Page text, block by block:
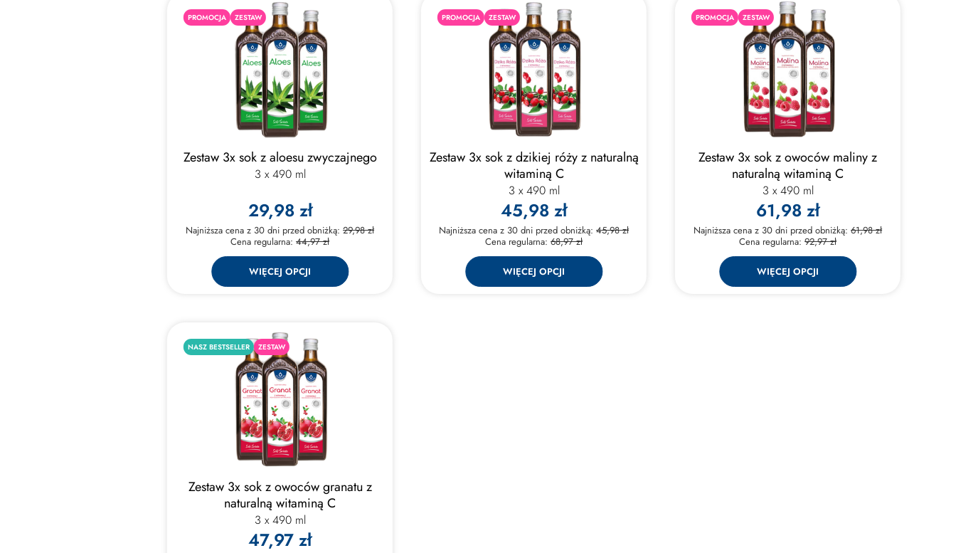
PROMOCJA ZESTAW
Zestaw 3x sok z aloesu zwyczajnego
3 x 490 ml
29,98 zł
Najniższa cena z 30 dni przed obniżką:29,98 zł
Cena regularna:44,97 zł
WIĘCEJ OPCJI
PROMOCJA ZESTAW
Zestaw 3x sok z dzikiej róży z naturalną
witaminą C
3 x 490 ml
45,98 zł
Najniższa cena z 30 dni przed obniżką:45,98 zł
Cena regularna:68,97 zł
WIĘCEJ OPCJI
PROMOCJA ZESTAW
Zestaw 3x sok z owoców maliny z
naturalną witaminą C
3 x 490 ml
61,98 zł
Najniższa cena z 30 dni przed obniżką:61,98 zł
Cena regularna:92,97 zł
WIĘCEJ OPCJI
NASZ BESTSELLER ZESTAW
Zestaw 3x sok z owoców granatu z
naturalną witaminą C
3 x 490 ml
47,97 zł